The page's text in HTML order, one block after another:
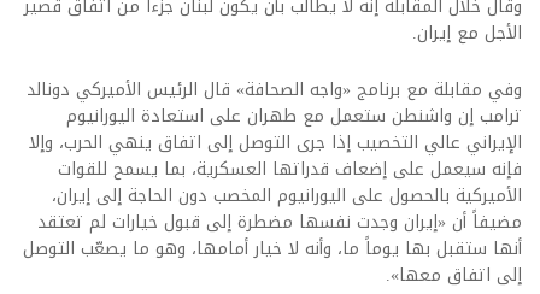
وقال خلال المقابلة إنه لا يطالب بأن يكون لبنان جزءا من اتفاق قصير
الأجل مع إيران.
وفي مقابلة مع برنامج «واجه الصحافة» قال الرئيس الأميركي دونالد
ترامب إن واشنطن ستعمل مع طهران على استعادة اليورانيوم
الإيراني عالي التخصيب إذا جرى التوصل إلى اتفاق ينهي الحرب، وإلا
فإنه سيعمل على إضعاف قدراتها العسكرية، بما يسمح للقوات
الأميركية بالحصول على اليورانيوم المخصب دون الحاجة إلى إيران،
مضيفاً أن «إيران وجدت نفسها مضطرة إلى قبول خيارات لم تعتقد
أنها ستقبل بها يوماً ما، وأنه لا خيار أمامها، وهو ما يصعّب التوصل
إلى اتفاق معها».